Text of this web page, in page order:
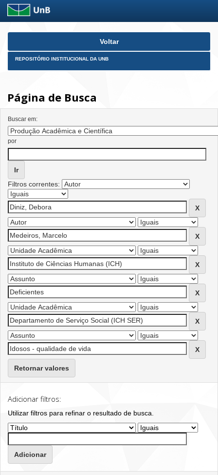
Skip
Voltar
REPOSITÓRIO INSTITUCIONAL DA UNB
Página de Busca
Buscar em:
por
Filtros correntes:
Retornar valores
Adicionar filtros:
Utilizar filtros para refinar o resultado de busca.